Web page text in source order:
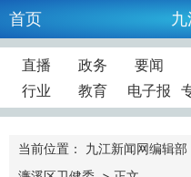
首页 九
直播 政务 要闻
行业
教育 电子报
当前位置： 九江新闻网编辑部